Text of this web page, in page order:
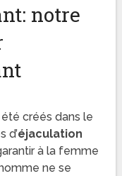
notre
créés dans le
d’éjaculation
à la femme
ne se